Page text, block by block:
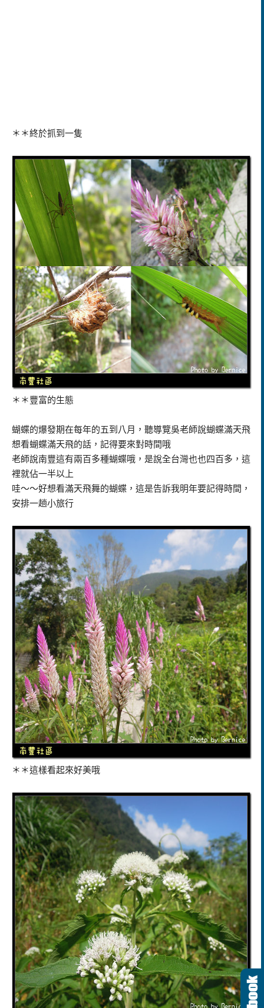
＊＊終於抓到一隻
＊＊豐富的生態
蝴蝶的爆發期在每年的五到八月，聽導覽吳老師說蝴蝶滿天飛
想看蝴蝶滿天飛的話，記得要來對時間哦
老師說南豐這有兩百多種蝴蝶哦，是說全台灣也也四百多，這
裡就佔一半以上
哇～～好想看滿天飛舞的蝴蝶，這是告訴我明年要記得時間，
安排一趟小旅行
＊＊這樣看起來好美哦